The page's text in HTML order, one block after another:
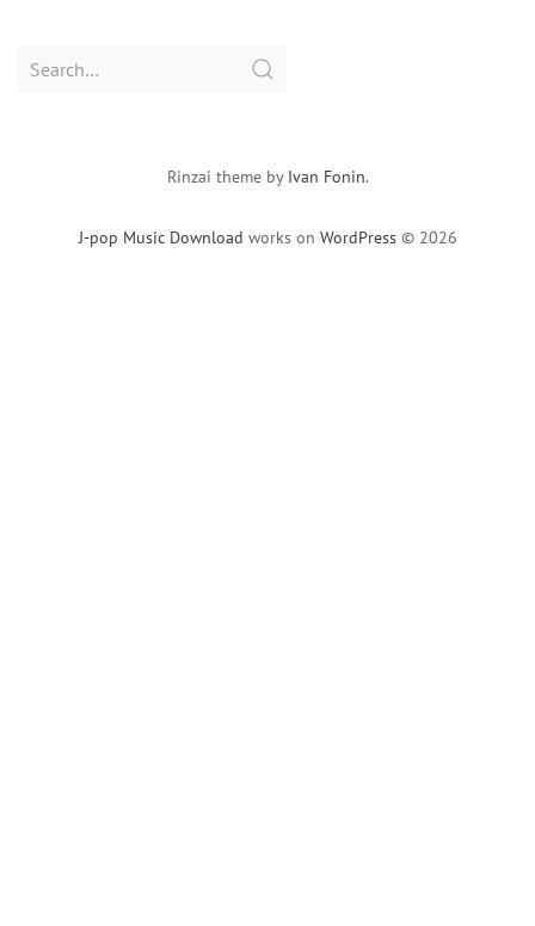
Search
J-pop Music Download works on WordPress © 2026
Rinzai theme by Ivan Fonin.